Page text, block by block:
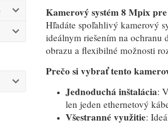
Kamerový systém 8 Mpix
Hľadáte spoľahlivý kamerový
ideálnym riešením na ochranu
obrazu a flexibilné možnosti
Prečo si vybrať tento
Jednoduchá inštalácia:
len jeden ethernetový
Všestranné využitie: